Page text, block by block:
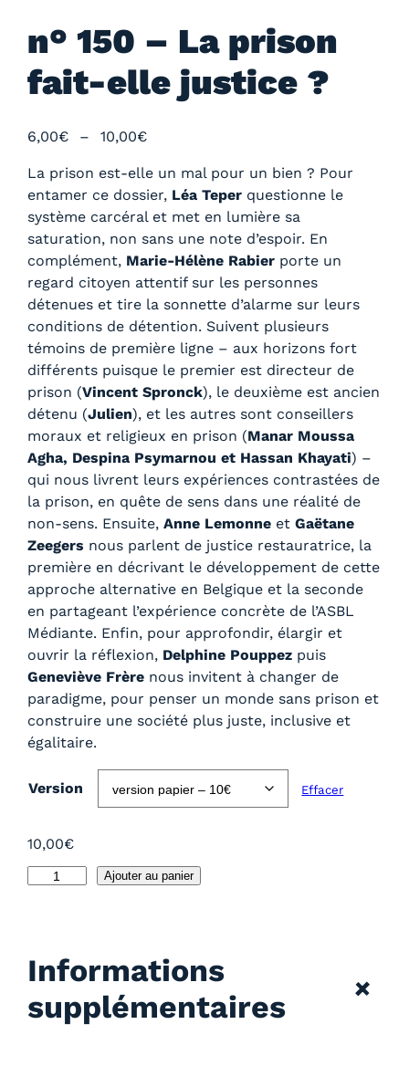
n° 150 – La prison
fait-elle justice ?
6,00€ – 10,00€P
a
g
e
d
e
p
r
i
x
:
6
,
0
0
€
à
1
0
,
0
0
€
La prison est-elle un mal pour un bien ? Pour
entamer ce dossier, Léa Teper questionne le
système carcéral et met en lumière sa
saturation, non sans une note d’espoir. En
complément, Marie-Hélène Rabier porte un
regard citoyen attentif sur les personnes
détenues et tire la sonnette d’alarme sur leurs
conditions de détention. Suivent plusieurs
témoins de première ligne – aux horizons fort
différents puisque le premier est directeur de
prison (Vincent Spronck), le deuxième est ancien
détenu (Julien), et les autres sont conseillers
moraux et religieux en prison (Manar Moussa
Agha, Despina Psymarnou et Hassan Khayati) –
qui nous livrent leurs expériences contrastées de
la prison, en quête de sens dans une réalité de
non-sens. Ensuite, Anne Lemonne et Gaëtane
Zeegers nous parlent de justice restauratrice, la
première en décrivant le développement de cette
approche alternative en Belgique et la seconde
en partageant l’expérience concrète de l’ASBL
Médiante. Enfin, pour approfondir, élargir et
ouvrir la réflexion, Delphine Pouppez puis
Geneviève Frère nous invitent à changer de
paradigme, pour penser un monde sans prison et
construire une société plus juste, inclusive et
égalitaire.
Version Effacer
10,00€
t
i
t
Ajouter au panier
Informations
supplémentaires
+